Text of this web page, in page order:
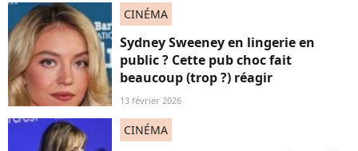
CINÉMA
Sydney Sweeney en lingerie en
public ? Cette pub choc fait
beaucoup (trop ?) réagir
13 février 2026
CINÉMA